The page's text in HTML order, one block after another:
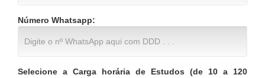
Número Whatsapp:
Selecione a Carga horária de Estudos (de 10 a 120